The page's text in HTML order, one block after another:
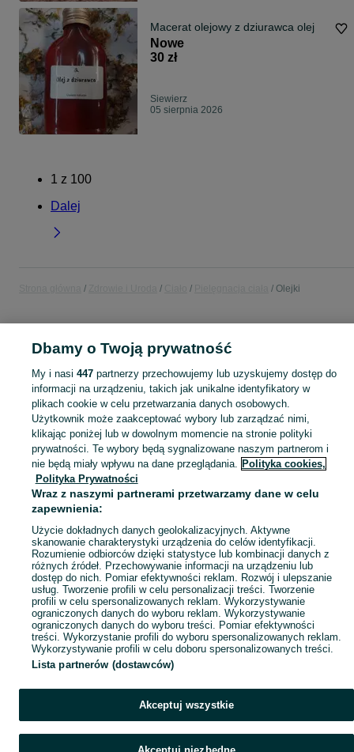
Macerat olejowy z dziurawca olej
Nowe
30 zł
Siewierz
05 sierpnia 2026
1 z 100
Dalej
Olejki
KATEGORIA
Sprzedaż olejków do ciała w Polsce ▶️ arganowe, kokosowe, różane, nawilżające ✅ Aktualne oferty w atrakcyjnych cenach ☝ Przeglądaj ogłoszenia na OLX.pl!
Mapa kategorii
Mapa miejscowości
Mapa ministron
Popularne wyszukiwania
Dbamy o Twoją prywatność
My i nasi 447partnerzy przechowujemy lub uzyskujemy dostęp do
informacji na urządzeniu, takich jak unikalne identyfikatory w
plikach cookie w celu przetwarzania danych osobowych.
Użytkownik może zaakceptować wybory lub zarządzać nimi,
klikając poniżej lub w dowolnym momencie na stronie polityki
prywatności. Te wybory będą sygnalizowane naszym partnerom i
nie będą miały wpływu na dane przeglądania. Polityka cookies,
Polityka Prywatności
Wraz z naszymi partnerami przetwarzamy dane w celu
zapewnienia:
Użycie dokładnych danych geolokalizacyjnych. Aktywne
skanowanie charakterystyki urządzenia do celów identyfikacji.
Rozumienie odbiorców dzięki statystyce lub kombinacji danych z
różnych źródeł. Przechowywanie informacji na urządzeniu lub
dostęp do nich. Pomiar efektywności reklam. Rozwój i ulepszanie
usług. Tworzenie profili w celu personalizacji treści. Tworzenie
profili w celu spersonalizowanych reklam. Wykorzystywanie
ograniczonych danych do wyboru reklam. Wykorzystywanie
ograniczonych danych do wyboru treści. Pomiar efektywności
treści. Wykorzystanie profili do wyboru spersonalizowanych reklam.
Wykorzystywanie profili w celu doboru spersonalizowanych treści.
Lista partnerów (dostawców)
Akceptuj wszystkie